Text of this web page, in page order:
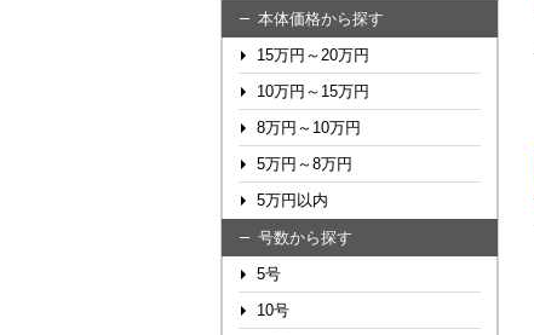
本体価格から探す
15万円～20万円
10万円～15万円
8万円～10万円
5万円～8万円
5万円以内
号数から探す
5号
10号